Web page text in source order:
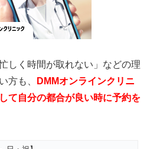
しく時間が取れない」などの理
方も、
DMMオンラインクリニ
て自分の都合が良い時に予約を